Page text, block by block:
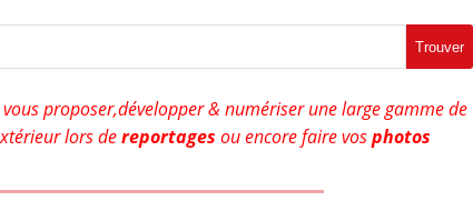
Trouver
proposer,développer & numériser une large gamme de
lors dereportages ou encore faire vosphotos